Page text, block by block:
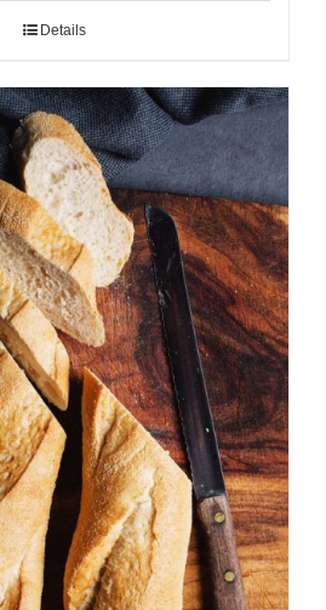
Details